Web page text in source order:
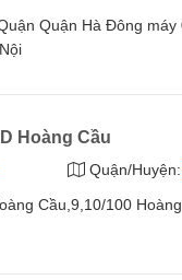
Quận Hà Đông
Hoàng Cầu
Quận/Huyện:
Cầu,9,10/100